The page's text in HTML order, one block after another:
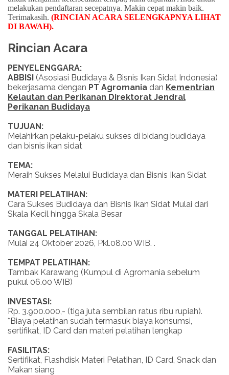
melakukan pendaftaran secepatnya. Makin cepat makin baik.
Terimakasih. (RINCIAN ACARA SELENGKAPNYA LIHAT
DI BAWAH).
Rincian Acara
PENYELENGGARA:
ABBISI (Asosiasi Budidaya & Bisnis Ikan Sidat Indonesia)
bekerjasama dengan PT Agromania dan Kementrian
Kelautan dan Perikanan Direktorat Jendral
Perikanan Budidaya
TUJUAN:
Melahirkan pelaku-pelaku sukses di bidang budidaya
dan bisnis ikan sidat
TEMA:
Meraih Sukses Melalui Budidaya dan Bisnis Ikan Sidat
MATERI PELATIHAN:
Cara Sukses Budidaya dan Bisnis Ikan Sidat Mulai dari
Skala Kecil hingga Skala Besar
TANGGAL PELATIHAN:
Mulai 24 Oktober 2026, Pkl.08.00 WIB. .
TEMPAT PELATIHAN:
Tambak Karawang (Kumpul di Agromania sebelum
pukul 06.00 WIB)
INVESTASI:
Rp. 3.900.000,- (tiga juta sembilan ratus ribu rupiah).
*Biaya pelatihan sudah termasuk biaya konsumsi,
sertifikat, ID Card dan materi pelatihan lengkap
FASILITAS:
Sertifikat, Flashdisk Materi Pelatihan, ID Card, Snack dan
Makan siang